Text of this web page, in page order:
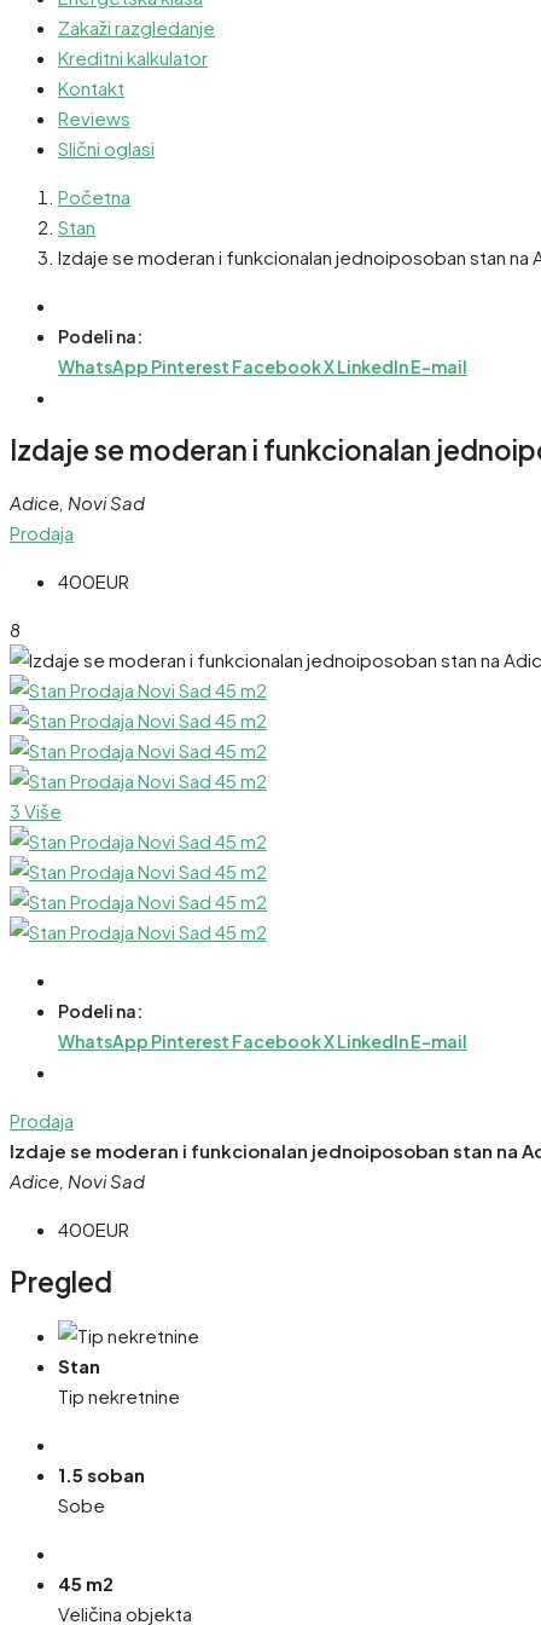
Zakaži razgledanje
Kreditni kalkulator
Kontakt
Reviews
Slični oglasi
Početna
Stan
Izdaje se moderan i funkcionalan jednoiposoban stan na
Podeli na:
WhatsApp Pinterest FacebookXLinkedInE-mail
Izdaje se moderan i funkcionalan
Adice, Novi Sad
Prodaja
400EUR
8
3 Više
Podeli na:
WhatsApp Pinterest FacebookXLinkedInE-mail
Prodaja
Izdaje se moderan i funkcionalan jednoiposoban stan na
Adice, Novi Sad
400EUR
Pregled
Stan
Tip nekretnine
1.5 soban
Sobe
45 m2
Veličina objekta